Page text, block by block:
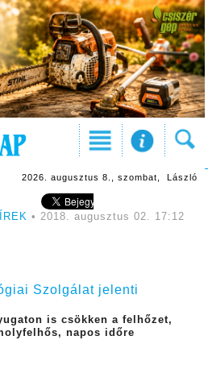
2026. augusztus 8., szombat, László
• 2018. augusztus 02. 17:12
Szolgálat jelenti
is csökken a felhőzet,
napos időre